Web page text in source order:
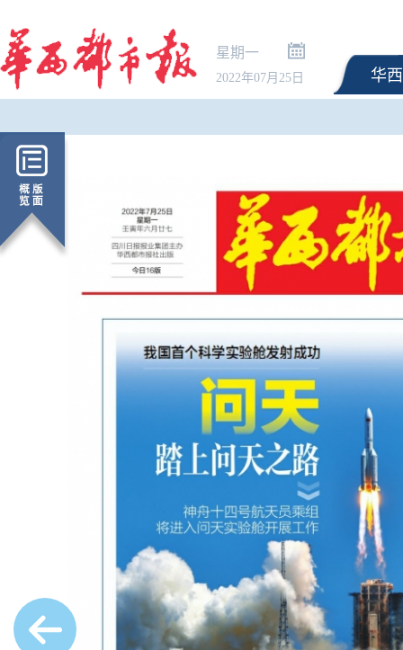
星期一
2022年07月25日 华
新生可提前20天预约购
指南请查收